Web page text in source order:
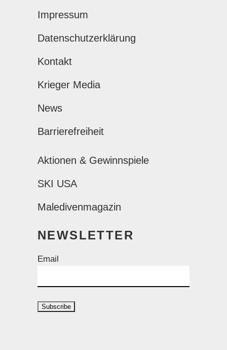
Impressum
Datenschutzerklärung
Kontakt
Krieger Media
News
Barrierefreiheit
Aktionen & Gewinnspiele
SKI USA
Maledivenmagazin
NEWSLETTER
Email